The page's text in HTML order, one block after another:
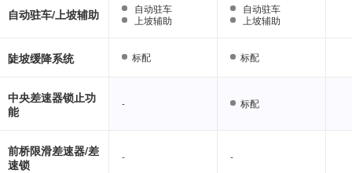
自动驻车/上坡辅助
自动驻车
上坡辅助
自动驻车
上坡辅助
陡坡缓降系统 标配 标配
中央差速器锁止功
能
- 标配
前桥限滑差速器/差
速锁
- -
自动驻车
上坡辅助
自动驻车
上坡辅助
标配 标配
- 标配
- -